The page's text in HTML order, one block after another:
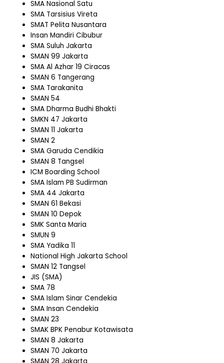
SMA Nasional Satu
SMA Tarsisius Vireta
SMAT Pelita Nusantara
Insan Mandiri Cibubur
SMA Suluh Jakarta
SMAN 99 Jakarta
SMA Al Azhar 19 Ciracas
SMAN 6 Tangerang
SMA Tarakanita
SMAN 54
SMA Dharma Budhi Bhakti
SMKN 47 Jakarta
SMAN 11 Jakarta
SMAN 2
SMA Garuda Cendikia
SMAN 8 Tangsel
ICM Boarding School
SMA Islam PB Sudirman
SMA 44 Jakarta
SMAN 61 Bekasi
SMAN 10 Depok
SMK Santa Maria
SMUN 9
SMA Yadika 11
National High Jakarta School
SMAN 12 Tangsel
JIS (SMA)
SMA 78
SMA Islam Sinar Cendekia
SMA Insan Cendekia
SMAN 23
SMAK BPK Penabur Kotawisata
SMAN 8 Jakarta
SMAN 70 Jakarta